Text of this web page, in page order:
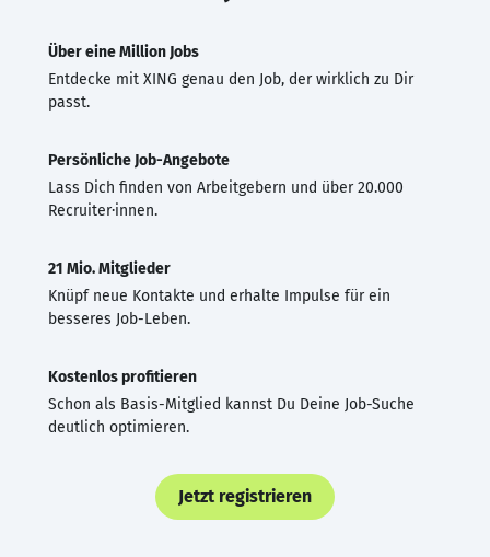
Über eine Million Jobs
Entdecke mit XING genau den Job, der wirklich zu Dir
passt.
Persönliche Job-Angebote
Lass Dich finden von Arbeitgebern und über 20.000
Recruiter·innen.
21 Mio. Mitglieder
Knüpf neue Kontakte und erhalte Impulse für ein
besseres Job-Leben.
Kostenlos profitieren
Schon als Basis-Mitglied kannst Du Deine Job-Suche
deutlich optimieren.
Jetzt registrieren